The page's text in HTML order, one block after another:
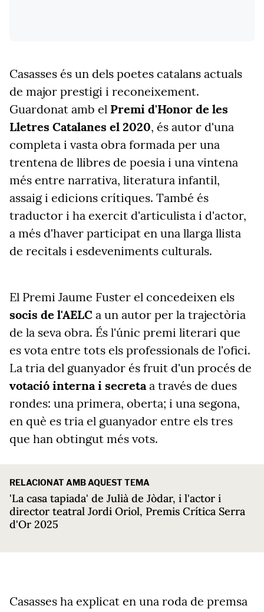
Casasses és un dels poetes catalans actuals
de major prestigi i reconeixement.
Guardonat amb el Premi d'Honor de les
Lletres Catalanes el 2020, és autor d'una
completa i vasta obra formada per una
trentena de llibres de poesia i una vintena
més entre narrativa, literatura infantil,
assaig i edicions crítiques. També és
traductor i ha exercit d'articulista i d'actor,
a més d'haver participat en una llarga llista
de recitals i esdeveniments culturals.
El Premi Jaume Fuster el concedeixen els
socis de l'AELC a un autor per la trajectòria
de la seva obra. És l'únic premi literari que
es vota entre tots els professionals de l'ofici.
La tria del guanyador és fruit d'un procés de
votació interna i secretaa través de dues
rondes: una primera, oberta; i una segona,
en què es tria el guanyador entre els tres
que han obtingut més vots.
RELACIONAT AMB AQUEST TEMA
'La casa tapiada' de Julià de Jòdar, i l'actor i
director teatral Jordi Oriol, Premis Crítica Serra
d'Or 2025
Casasses ha explicat en una roda de premsa